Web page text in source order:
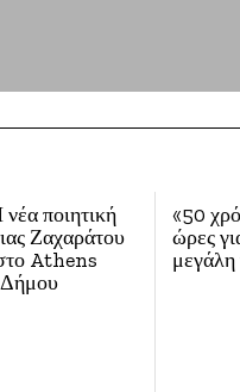
ποιητική
Ζαχαράτου
Athens
«50
ώρες
μεγάλη